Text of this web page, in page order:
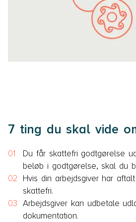
7 ting du skal vide
Du får skattefri godtgørelse
beløb i godtgørelse, skal du
Hvis din arbejdsgiver har
skattefri.
Arbejdsgiver kan udbetale
dokumentation.